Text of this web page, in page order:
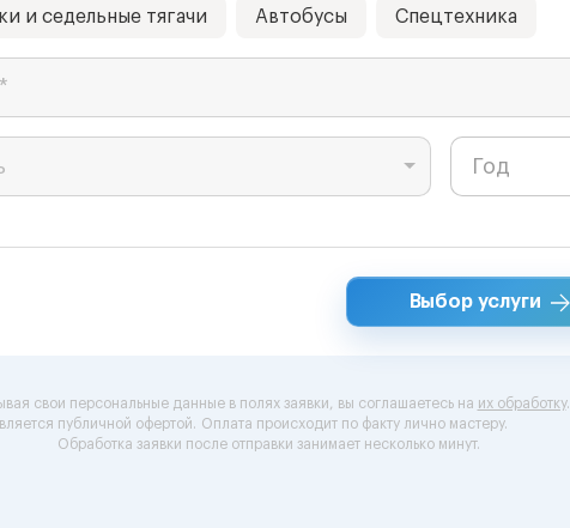
и седельные тягачи Автобусы Спецтехника
Выбор услуги
свои персональные данные в полях заявки, вы соглашаетесь на их обработку.
публичной офертой. Оплата происходит по факту лично мастеру.
Обработка заявки после отправки занимает несколько минут.